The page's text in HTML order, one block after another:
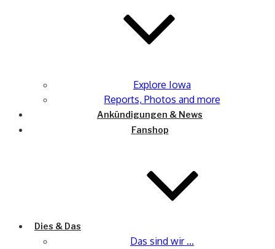
Explore Iowa
Reports, Photos and more
Ankündigungen & News
Fanshop
Dies & Das
Das sind wir …